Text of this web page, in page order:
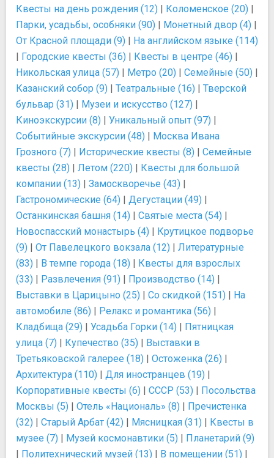
Квесты на день рождения (12) | Коломенское (20) |
Парки, усадьбы, особняки (90) | Монетный двор (4) |
От Красной площади (9) | На английском языке (114)
| Городские квесты (36) | Квесты в центре (46) |
Никольская улица (57) | Метро (20) | Семейные (50) |
Казанский собор (9) | Театральные (16) | Тверской
бульвар (31) | Музеи и искусство (127) |
Киноэкскурсии (8) | Уникальный опыт (97) |
Событийные экскурсии (48) | Москва Ивана
Грозного (7) | Исторические квесты (8) | Семейные
квесты (28) | Летом (220) | Квесты для большой
компании (13) | Замоскворечье (43) |
Гастрономические (64) | Дегустации (49) |
Останкинская башня (14) | Святые места (54) |
Новоспасский монастырь (4) | Крутицкое подворье
(9) | От Павелецкого вокзала (12) | Литературные
(83) | В темпе города (18) | Квесты для взрослых
(33) | Развлечения (91) | Производство (14) |
Выставки в Царицыно (25) | Со скидкой (151) | На
автомобиле (86) | Релакс и романтика (56) |
Кладбища (29) | Усадьба Горки (14) | Пятницкая
улица (7) | Купечество (35) | Выставки в
Третьяковской галерее (18) | Остоженка (26) |
Архитектура (110) | Для иностранцев (19) |
Корпоративные квесты (6) | СССР (53) | Посольства
Москвы (5) | Отель «Националь» (8) | Пречистенка
(32) | Старый Арбат (42) | Мясницкая (31) | Квесты в
музее (7) | Музей космонавтики (5) | Планетарий (9)
| Политехнический музей (13) | В помещении (51) |